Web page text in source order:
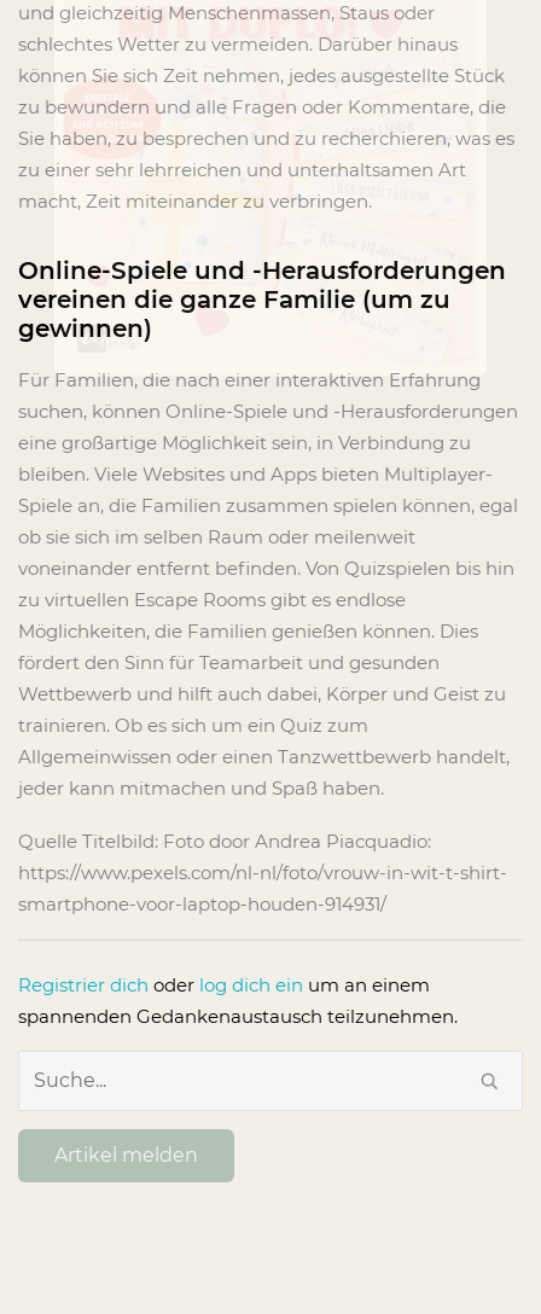
und gleichzeitig Menschenmassen, Staus oder
schlechtes Wetter zu vermeiden. Darüber hinaus
können Sie sich Zeit nehmen, jedes ausgestellte Stück
zu bewundern und alle Fragen oder Kommentare, die
Sie haben, zu besprechen und zu recherchieren, was es
zu einer sehr lehrreichen und unterhaltsamen Art
macht, Zeit miteinander zu verbringen.
Online-Spiele und -Herausforderungen
vereinen die ganze Familie (um zu
gewinnen)
Für Familien, die nach einer interaktiven Erfahrung
suchen, können Online-Spiele und -Herausforderungen
eine großartige Möglichkeit sein, in Verbindung zu
bleiben. Viele Websites und Apps bieten Multiplayer-
Spiele an, die Familien zusammen spielen können, egal
ob sie sich im selben Raum oder meilenweit
voneinander entfernt befinden. Von Quizspielen bis hin
zu virtuellen Escape Rooms gibt es endlose
Möglichkeiten, die Familien genießen können. Dies
fördert den Sinn für Teamarbeit und gesunden
Wettbewerb und hilft auch dabei, Körper und Geist zu
trainieren. Ob es sich um ein Quiz zum
Allgemeinwissen oder einen Tanzwettbewerb handelt,
jeder kann mitmachen und Spaß haben.
Quelle Titelbild: Foto door Andrea Piacquadio:
https://www.pexels.com/nl-nl/foto/vrouw-in-wit-t-shirt-
smartphone-voor-laptop-houden-914931/
Registrier dich oder log dich ein um an einem
spannenden Gedankenaustausch teilzunehmen.
Artikel melden